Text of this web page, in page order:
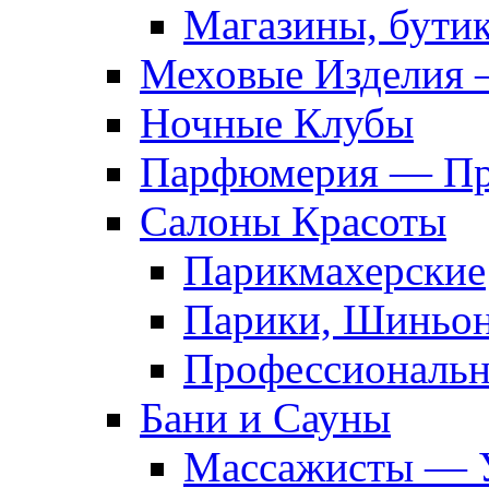
Магазины,
Меховые Изделия
Ночные Клубы
Парфюмерия —
Салоны Красоты
Парикмахерские
Парики,
Бани и Сауны
Массажисты —